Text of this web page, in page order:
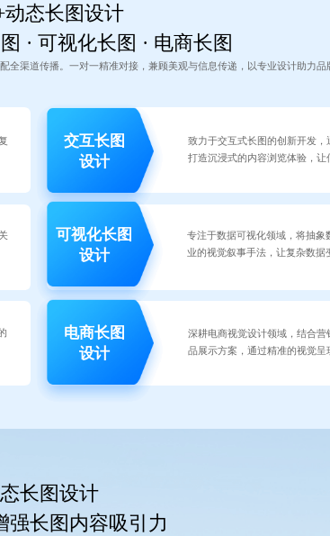
动态长图设计
· 可视化长图 · 电商长图
全渠道传播。一对一精准对接，兼顾美观与信息传递，以专业设计助力品
致力于交互式长图的创新开发，
打造沉浸式的内容浏览体验，让
交互长图
设计
专注于数据可视化领域，将抽
业的视觉叙事手法，让复杂数据
可视化长图
设计
深耕电商视觉设计领域，结合
品展示方案，通过精准的视觉呈
电商长图
设计
长图设计
强长图内容吸引力